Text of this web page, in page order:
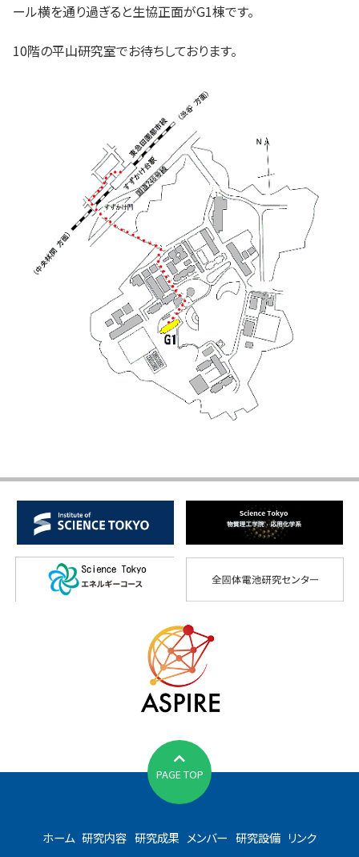
ール横を通り過ぎると生協正面がG1棟です。
10階の平山研究室でお待ちしております。
ホーム 研究内容 研究成果 メンバー 研究設備 リンク
PAGE TOP